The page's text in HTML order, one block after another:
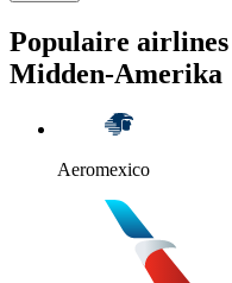
Populaire
Midden-Amerika
Aeromexico